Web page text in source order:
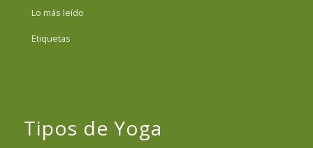
Lo más leído
Etiquetas
Tipos de Yoga